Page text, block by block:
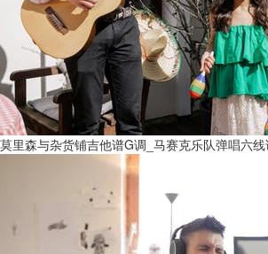
莫里森与杂货铺吉他谱G调_马赛克乐队弹唱六